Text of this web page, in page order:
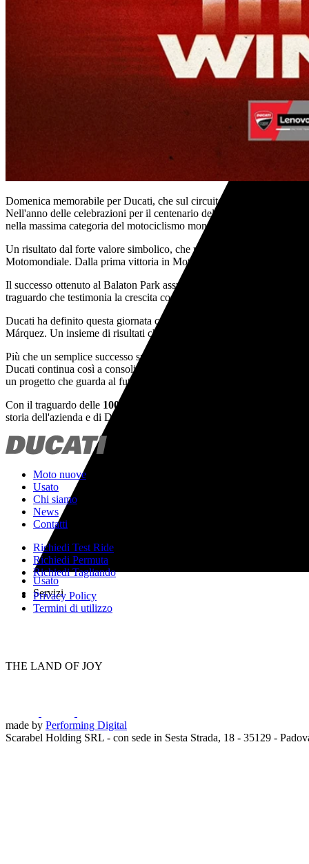
Usato
Servizi
Domenica memorabile per Ducati, che sul circuito del Balaton Park
Nell'anno delle celebrazioni per il centenario dell'azienda,
nella massima categoria del motociclismo mondiale.
Un risultato dal forte valore simbolico, che rappresenta il culmine di
Motomondiale. Dalla prima vittoria in MotoGP ai successi che
Il successo ottenuto al Balaton Park assume una rilevanza ancora
traguardo che testimonia la crescita costante della divisione corse e
Ducati ha definito questa giornata come il
Márquez. Un insieme di risultati che rafforza ulteriormente il
Più che un semplice successo sportivo, quello del Balaton Park
Ducati continua così a consolidare la propria leadership in MotoGP,
un progetto che guarda al futuro senza dimenticare le proprie radici.
Con il traguardo delle 100 vittorie
storia dell'azienda e di Ducati Corse.
Moto nuove
Usato
Chi siamo
News
Contatti
Richiedi Test Ride
Richiedi Permuta
Richiedi Tagliando
Privacy Policy
Termini di utilizzo
THE LAND OF JOY
made by Performing Digital
Scarabel Holding SRL - con sede in Sesta Strada, 18 - 35129 -